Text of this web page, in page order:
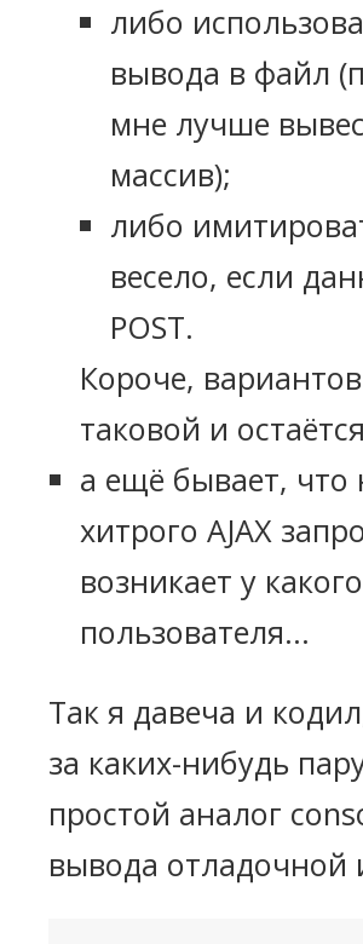
либо
вывода в файл
мне лучше
массив);
либо
весело, если
POST.
Короче,
таковой и
а ещё бывает, что
хитрого AJAX
возникает у
пользователя...
Так я давеча и
за каких-нибудь
простой аналог
вывода отладочной